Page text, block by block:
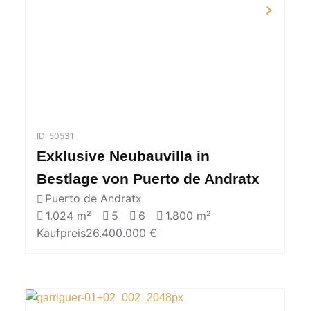
ID: 50531
Exklusive Neubauvilla in
Bestlage von Puerto de Andratx
Puerto de Andratx
1.024 m²
5 6
1.800 m²
Kaufpreis26.400.000 €